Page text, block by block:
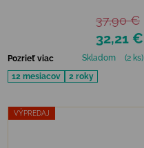
32,21 €
37,90 €
Pozrieť viac Skladom
(2 ks)
12 mesiacov
2 roky
VÝPREDAJ